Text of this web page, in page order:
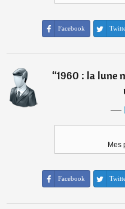
Facebook
“1960 : la lune
―
Mes
Facebook